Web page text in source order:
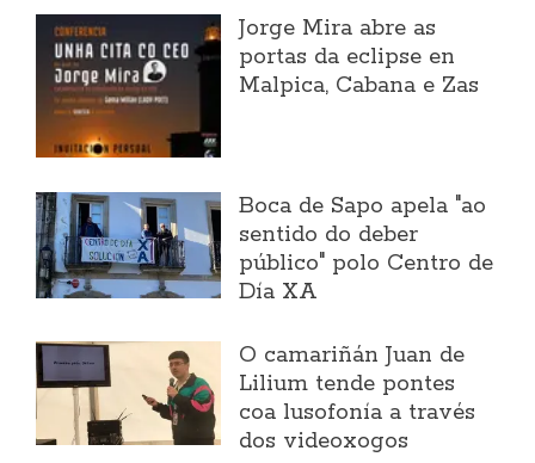
Jorge Mira abre as
portas da eclipse en
Malpica, Cabana e Zas
Boca de Sapo apela "ao
sentido do deber
público" polo Centro de
Día XA
O camariñán Juan de
Lilium tende pontes
coa lusofonía a través
dos videoxogos